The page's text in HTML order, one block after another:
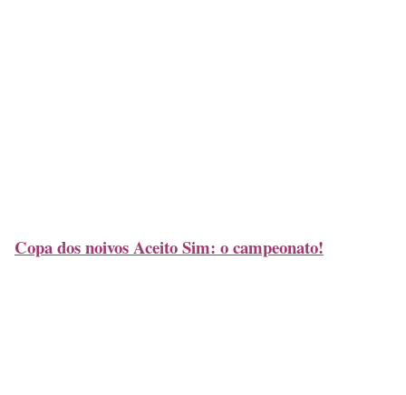
Copa dos noivos Aceito Sim: o campeonato!